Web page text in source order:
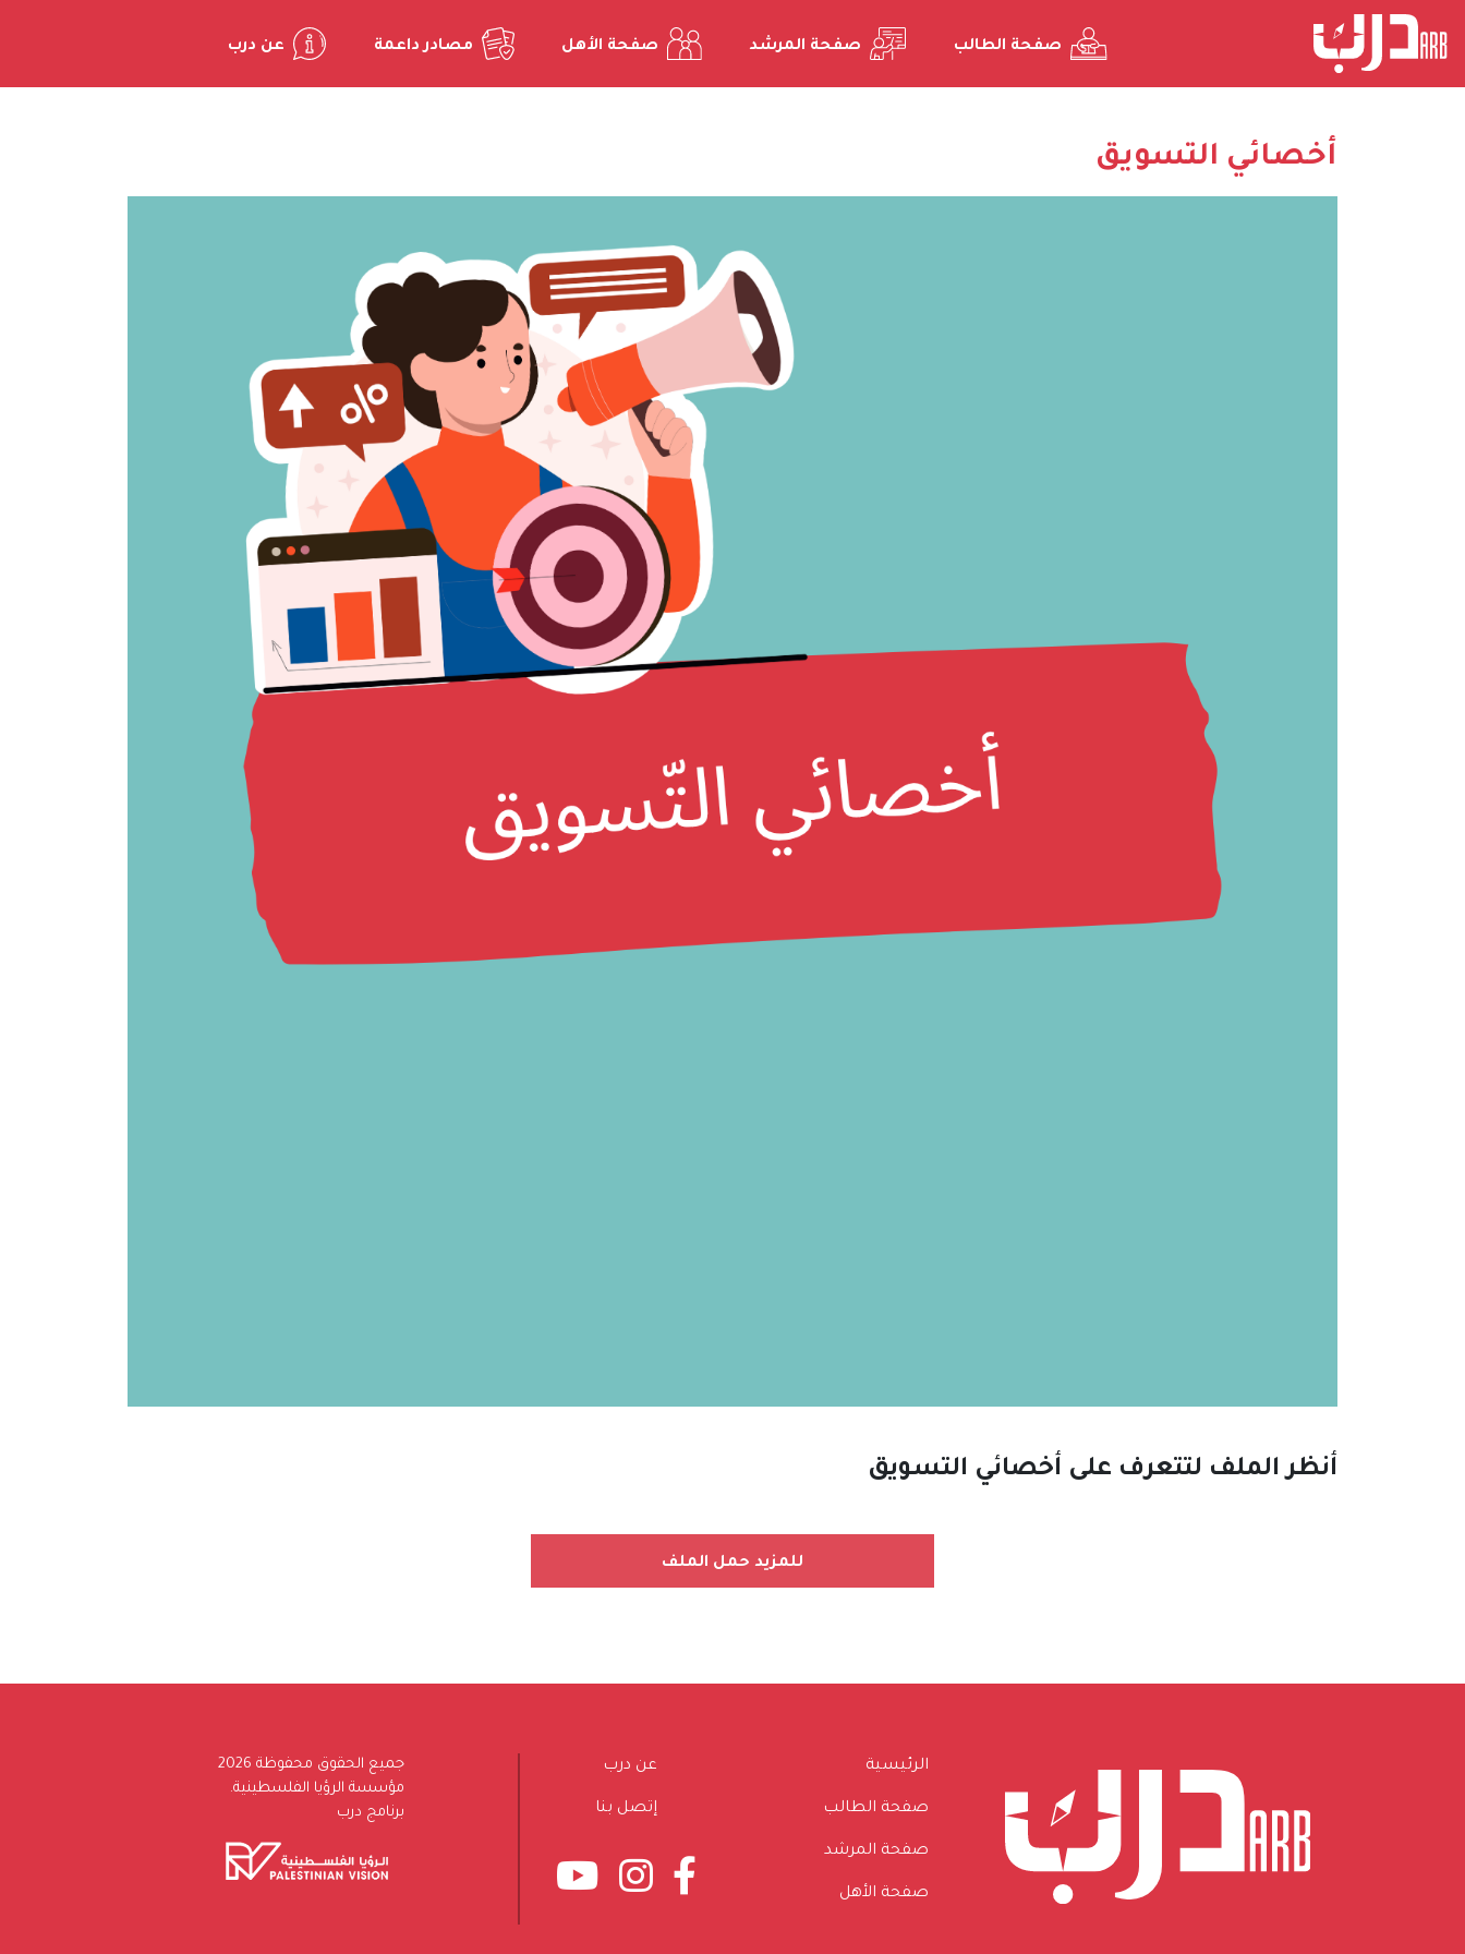
صفحة الطالب صفحة المرشد صفحة الأهل مصادر داعمة عن درب
أخصائي التسويق
أنظر الملف لتتعرف على أخصائي التسويق
للمزيد حمل الملف
الرئيسية
صفحة الطالب
صفحة المرشد
صفحة الأهل
عن درب
إتصل بنا
جميع الحقوق محفوظة 2026
مؤسسة الرؤيا الفلسطينية.
برنامج درب